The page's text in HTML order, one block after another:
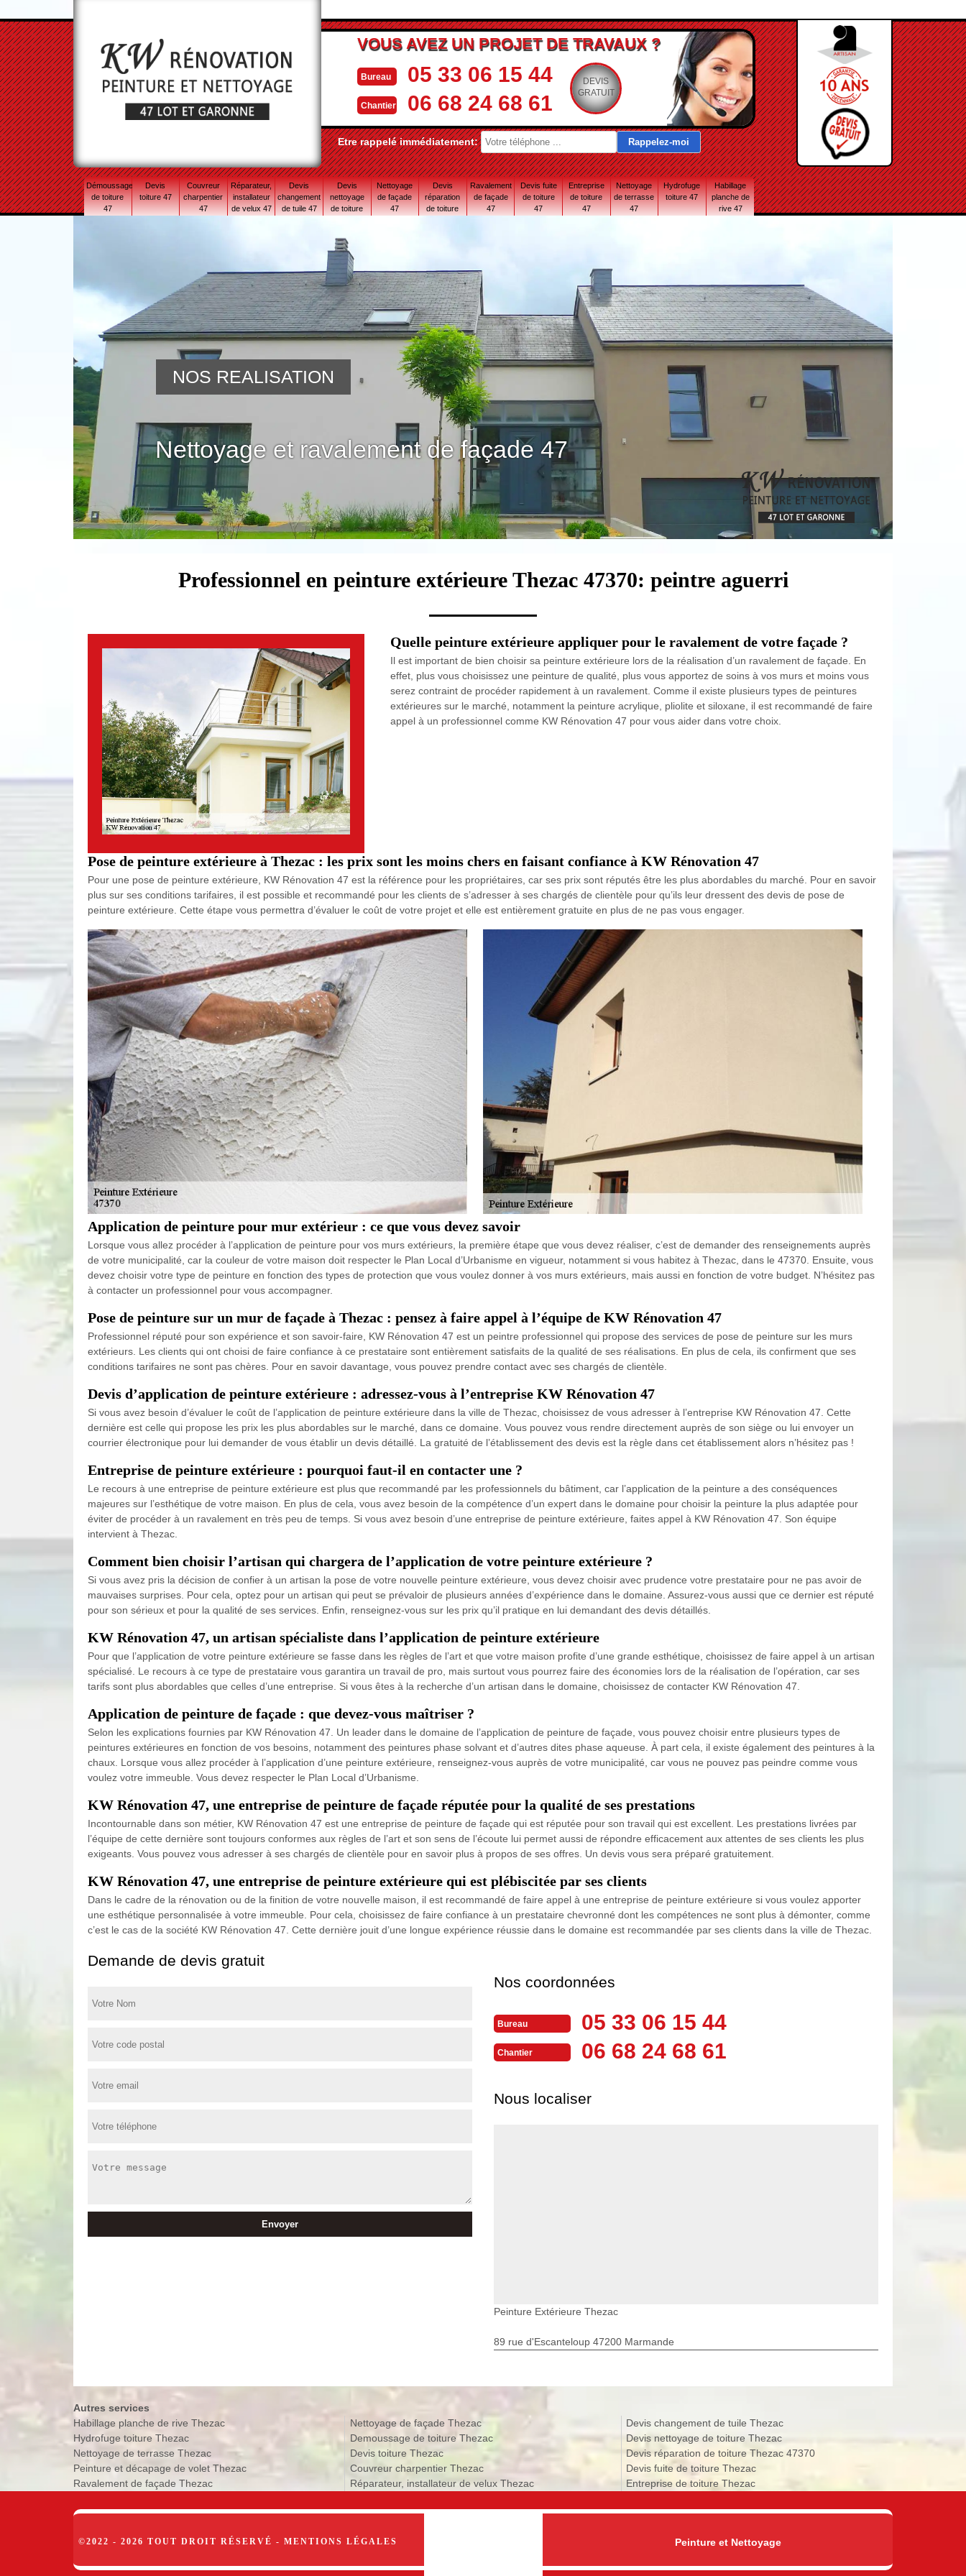
VOUS AVEZ UN PROJET DE TRAVAUX ?
Bureau 05 33 06 15 44
Chantier 06 68 24 68 61
DEVIS
GRATUIT
Etre rappelé immédiatement:
Démoussage
de toiture
47
Devis
toiture 47
Couvreur
charpentier
47
Réparateur,
installateur
de velux 47
Devis
changement
de tuile 47
Devis
nettoyage
de toiture
Nettoyage
de façade
47
Devis
réparation
de toiture
Ravalement
de façade
47
Devis fuite
de toiture
47
Entreprise
de toiture
47
Nettoyage
de terrasse
47
Hydrofuge
toiture 47
Habillage
planche de
rive 47
Nettoyage et ravalement de façade 47
NOS REALISATION
Professionnel en peinture extérieure Thezac 47370: peintre aguerri
Quelle peinture extérieure appliquer pour le ravalement de votre façade ?
Il est important de bien choisir sa peinture extérieure lors de la réalisation d’un ravalement de façade. En
effet, plus vous choisissez une peinture de qualité, plus vous apportez de soins à vos murs et moins vous
serez contraint de procéder rapidement à un ravalement. Comme il existe plusieurs types de peintures
extérieures sur le marché, notamment la peinture acrylique, pliolite et siloxane, il est recommandé de faire
appel à un professionnel comme KW Rénovation 47 pour vous aider dans votre choix.
Pose de peinture extérieure à Thezac : les prix sont les moins chers en faisant confiance à KW Rénovation 47
Pour une pose de peinture extérieure, KW Rénovation 47 est la référence pour les propriétaires, car ses prix sont réputés être les plus abordables du marché. Pour en savoir
plus sur ses conditions tarifaires, il est possible et recommandé pour les clients de s’adresser à ses chargés de clientèle pour qu’ils leur dressent des devis de pose de
peinture extérieure. Cette étape vous permettra d’évaluer le coût de votre projet et elle est entièrement gratuite en plus de ne pas vous engager.
Application de peinture pour mur extérieur : ce que vous devez savoir
Lorsque vous allez procéder à l’application de peinture pour vos murs extérieurs, la première étape que vous devez réaliser, c’est de demander des renseignements auprès
de votre municipalité, car la couleur de votre maison doit respecter le Plan Local d’Urbanisme en vigueur, notamment si vous habitez à Thezac, dans le 47370. Ensuite, vous
devez choisir votre type de peinture en fonction des types de protection que vous voulez donner à vos murs extérieurs, mais aussi en fonction de votre budget. N’hésitez pas
à contacter un professionnel pour vous accompagner.
Pose de peinture sur un mur de façade à Thezac : pensez à faire appel à l’équipe de KW Rénovation 47
Professionnel réputé pour son expérience et son savoir-faire, KW Rénovation 47 est un peintre professionnel qui propose des services de pose de peinture sur les murs
extérieurs. Les clients qui ont choisi de faire confiance à ce prestataire sont entièrement satisfaits de la qualité de ses réalisations. En plus de cela, ils confirment que ses
conditions tarifaires ne sont pas chères. Pour en savoir davantage, vous pouvez prendre contact avec ses chargés de clientèle.
Devis d’application de peinture extérieure : adressez-vous à l’entreprise KW Rénovation 47
Si vous avez besoin d’évaluer le coût de l’application de peinture extérieure dans la ville de Thezac, choisissez de vous adresser à l’entreprise KW Rénovation 47. Cette
dernière est celle qui propose les prix les plus abordables sur le marché, dans ce domaine. Vous pouvez vous rendre directement auprès de son siège ou lui envoyer un
courrier électronique pour lui demander de vous établir un devis détaillé. La gratuité de l’établissement des devis est la règle dans cet établissement alors n’hésitez pas !
Entreprise de peinture extérieure : pourquoi faut-il en contacter une ?
Le recours à une entreprise de peinture extérieure est plus que recommandé par les professionnels du bâtiment, car l’application de la peinture a des conséquences
majeures sur l’esthétique de votre maison. En plus de cela, vous avez besoin de la compétence d’un expert dans le domaine pour choisir la peinture la plus adaptée pour
éviter de procéder à un ravalement en très peu de temps. Si vous avez besoin d’une entreprise de peinture extérieure, faites appel à KW Rénovation 47. Son équipe
intervient à Thezac.
Comment bien choisir l’artisan qui chargera de l’application de votre peinture extérieure ?
Si vous avez pris la décision de confier à un artisan la pose de votre nouvelle peinture extérieure, vous devez choisir avec prudence votre prestataire pour ne pas avoir de
mauvaises surprises. Pour cela, optez pour un artisan qui peut se prévaloir de plusieurs années d’expérience dans le domaine. Assurez-vous aussi que ce dernier est réputé
pour son sérieux et pour la qualité de ses services. Enfin, renseignez-vous sur les prix qu’il pratique en lui demandant des devis détaillés.
KW Rénovation 47, un artisan spécialiste dans l’application de peinture extérieure
Pour que l’application de votre peinture extérieure se fasse dans les règles de l’art et que votre maison profite d’une grande esthétique, choisissez de faire appel à un artisan
spécialisé. Le recours à ce type de prestataire vous garantira un travail de pro, mais surtout vous pourrez faire des économies lors de la réalisation de l’opération, car ses
tarifs sont plus abordables que celles d’une entreprise. Si vous êtes à la recherche d’un artisan dans le domaine, choisissez de contacter KW Rénovation 47.
Application de peinture de façade : que devez-vous maîtriser ?
Selon les explications fournies par KW Rénovation 47. Un leader dans le domaine de l’application de peinture de façade, vous pouvez choisir entre plusieurs types de
peintures extérieures en fonction de vos besoins, notamment des peintures phase solvant et d’autres dites phase aqueuse. À part cela, il existe également des peintures à la
chaux. Lorsque vous allez procéder à l’application d’une peinture extérieure, renseignez-vous auprès de votre municipalité, car vous ne pouvez pas peindre comme vous
voulez votre immeuble. Vous devez respecter le Plan Local d’Urbanisme.
KW Rénovation 47, une entreprise de peinture de façade réputée pour la qualité de ses prestations
Incontournable dans son métier, KW Rénovation 47 est une entreprise de peinture de façade qui est réputée pour son travail qui est excellent. Les prestations livrées par
l’équipe de cette dernière sont toujours conformes aux règles de l’art et son sens de l’écoute lui permet aussi de répondre efficacement aux attentes de ses clients les plus
exigeants. Vous pouvez vous adresser à ses chargés de clientèle pour en savoir plus à propos de ses offres. Un devis vous sera préparé gratuitement.
KW Rénovation 47, une entreprise de peinture extérieure qui est plébiscitée par ses clients
Dans le cadre de la rénovation ou de la finition de votre nouvelle maison, il est recommandé de faire appel à une entreprise de peinture extérieure si vous voulez apporter
une esthétique personnalisée à votre immeuble. Pour cela, choisissez de faire confiance à un prestataire chevronné dont les compétences ne sont plus à démonter, comme
c’est le cas de la société KW Rénovation 47. Cette dernière jouit d’une longue expérience réussie dans le domaine est recommandée par ses clients dans la ville de Thezac.
Demande de devis gratuit
Nos coordonnées
Bureau 05 33 06 15 44
Chantier 06 68 24 68 61
Nous localiser
Peinture Extérieure Thezac
89 rue d'Escanteloup 47200 Marmande
Autres services
Habillage planche de rive Thezac
Hydrofuge toiture Thezac
Nettoyage de terrasse Thezac
Peinture et décapage de volet Thezac
Ravalement de façade Thezac
Nettoyage de façade Thezac
Demoussage de toiture Thezac
Devis toiture Thezac
Couvreur charpentier Thezac
Réparateur, installateur de velux Thezac
Devis changement de tuile Thezac
Devis nettoyage de toiture Thezac
Devis réparation de toiture Thezac 47370
Devis fuite de toiture Thezac
Entreprise de toiture Thezac
©2022 - 2026 TOUT DROIT RÉSERVÉ - MENTIONS LÉGALES Peinture et Nettoyage